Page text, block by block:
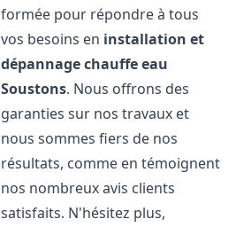
formée pour répondre à tous
vos besoins en installation et
dépannage chauffe eau
Soustons. Nous offrons des
garanties sur nos travaux et
nous sommes fiers de nos
résultats, comme en témoignent
nos nombreux avis clients
satisfaits. N'hésitez plus,